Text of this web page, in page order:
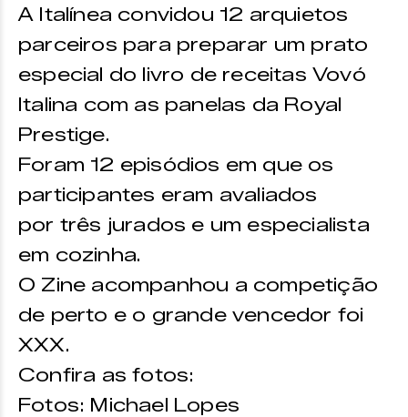
A Italínea convidou 12 arquietos
parceiros para preparar um prato
especial do livro de receitas Vovó
Italina com as panelas da Royal
Prestige.
Foram 12 episódios em que os
participantes eram avaliados
por três jurados e um especialista
em cozinha.
O Zine acompanhou a competição
de perto e o grande vencedor foi
XXX.
Confira as fotos:
Fotos: Michael Lopes